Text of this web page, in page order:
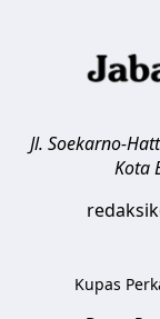
Jl. Soekarno-
Kota
Kupas